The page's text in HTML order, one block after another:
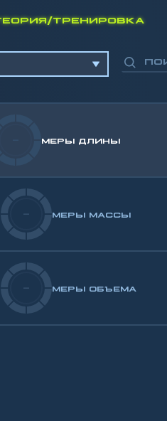
ТРЕНИРОВКА
МЕРЫ ДЛИНЫ
- МЕРЫ МАССЫ
- МЕРЫ ОБЪЕМА